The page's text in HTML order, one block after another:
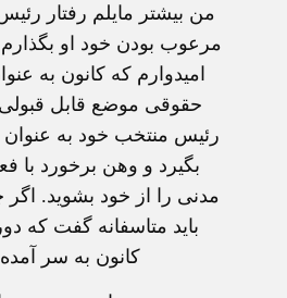
من بیشتر مایلم رفتار
مرعوب بودن خود او بگذارم
امیدوارم که کانون به
حقوقی موضع قابل قبولی
رئیس منتخب خود به
بگیرد و وهن برخورد با
مدنی را از خود بشوید. اگر
باید متاسفانه گفت که
کانون به سر